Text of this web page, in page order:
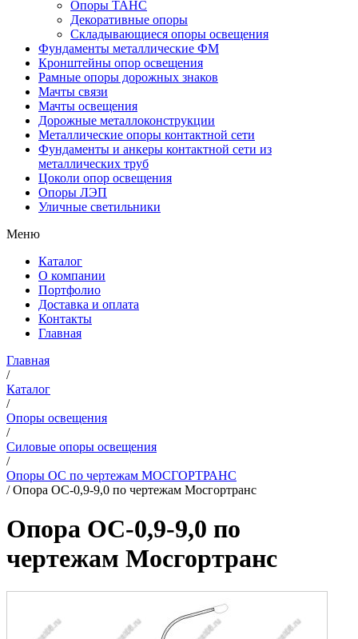
Опоры ТАНС
Декоративные опоры
Складывающиеся опоры освещения
Фундаменты металлические ФМ
Кронштейны опор освещения
Рамные опоры дорожных знаков
Мачты связи
Мачты освещения
Дорожные металлоконструкции
Металлические опоры контактной сети
Фундаменты и анкеры контактной сети из
металлических труб
Цоколи опор освещения
Опоры ЛЭП
Уличные светильники
Меню
Каталог
О компании
Портфолио
Доставка и оплата
Контакты
Главная
Главная
/
Каталог
/
Опоры освещения
/
Силовые опоры освещения
/
Опоры ОС по чертежам МОСГОРТРАНС
/Опора ОС-0,9-9,0 по чертежам Мосгортранс
Опора ОС-0,9-9,0 по
чертежам Мосгортранс